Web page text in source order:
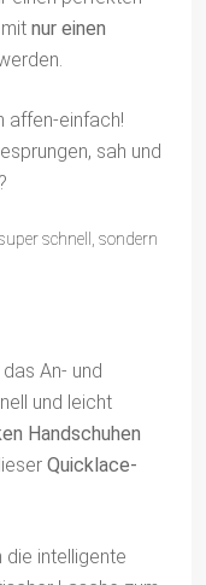
nur einen
affen-einfach!
sah und
An- und
und leicht
Handschuhen
Quicklace-